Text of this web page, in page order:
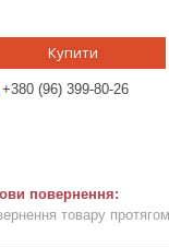
Купити
+380 (96) 399-80-26
товару